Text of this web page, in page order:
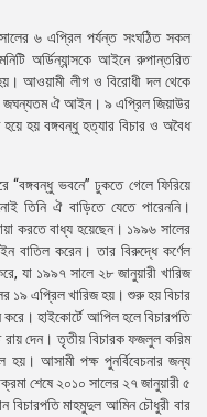
৬ এপ্রিল পর্যন্ত সংঘঠিত সকল
অর্ডিন্যান্সকে আইনে রুপান্তরিত
আওয়ামী লীগ ও বিরোধী দল থেকে
জঘন্যতম ঐ আইন। ৯ এপ্রিল জিয়াউর
হয় বঙ্গবন্ধু হত্যার বিচার ও অবৈধ
“বঙ্গবন্ধু ভবনে” ঢুকতে গেলে ফিরিয়ে
তিনি ঐ বাড়িতে যেতে পারেননি।
করতে বাধ্য হয়েছেন। ১৯৯৬ সালের
বাতিল করেন। তার বিরুদ্ধে কর্ণেল
যা ১৯৯৭ সালে ২৮ জানুয়ারী খারিজ
১৯ এপ্রিল খারিজ হয়। শুরু হয় বিচার
হাইকোর্টে আপিল হলে বিচারপতি
দেন। তৃতীয় বিচারক ফজলুল করিম
হয়। আসামী পক্ষ পুনর্বিবেচনার জন্য
শেষে ২০১০ সালের ২৭ জানুয়ারী ৫
বিচারপতি মাহমুদুল আমিন চৌধুরী বার